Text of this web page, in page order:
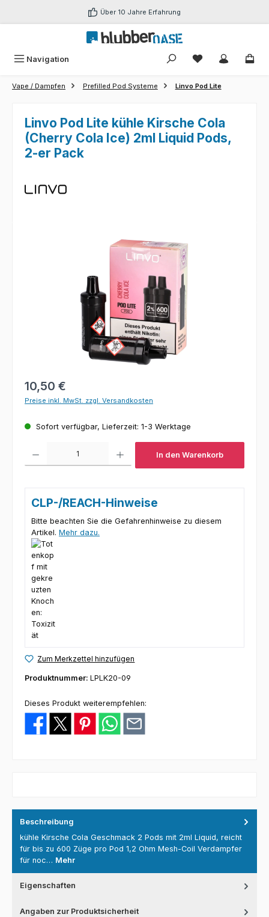
Zum Hauptinhalt springen Über 10 Jahre Erfahrung
Navigation Du hast 0
Vape / Dampfen Prefilled Pod Systeme Linvo Pod Lite
Linvo Pod Lite kühle Kirsche Cola
(Cherry Cola Ice) 2ml Liquid Pods,
2-er Pack
Bildergalerie überspringen
Regulärer Preis:
10,50 €
Preise inkl. MwSt. zzgl. Versandkosten
Sofort verfügbar, Lieferzeit: 1-3 Werktage
In den Warenkorb
CLP-/REACH-Hinweise
Bitte beachten Sie die Gefahrenhinweise zu diesem
Artikel. Mehr dazu.
Zum Merkzettel hinzufügen
Produktnummer: LPLK20-09
Dieses Produkt weiterempfehlen:
Beschreibung
kühle Kirsche Cola Geschmack 2 Pods mit 2ml Liquid, reicht
für bis zu 600 Züge pro Pod 1,2 Ohm Mesh-Coil Verdampfer
für noc… Mehr
Eigenschaften
Angaben zur Produktsicherheit